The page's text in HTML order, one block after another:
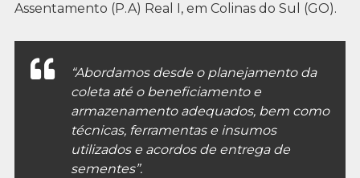
Assentamento (P.A) Real I, em Colinas do Sul (GO).
“Abordamos desde o planejamento da
coleta até o beneficiamento e
armazenamento adequados, bem como
técnicas, ferramentas e insumos
utilizados e acordos de entrega de
sementes”.